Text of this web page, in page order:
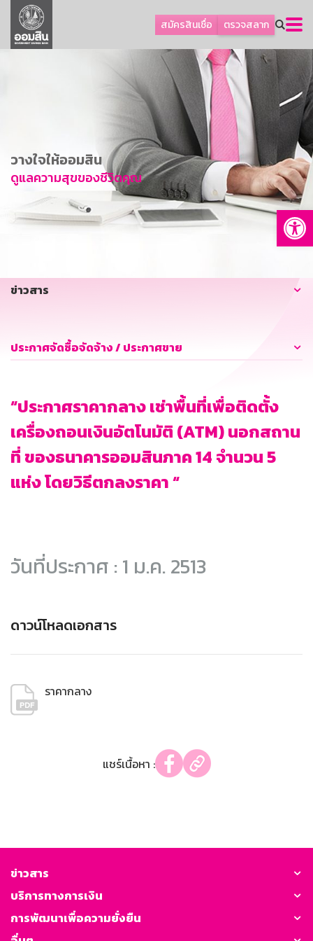
สมัครสินเชื่อ ตรวจสลาก
ลูกค้าธุรกิจ
ลูกค้าผู้ประกอบรายย่อย
การพัฒนาที่ยั่งยืน
ข่าวสาร
บริการทางการเงิน
อื่นๆ
วางใจให้ออมสิน
ดูแลความสุขของชีวิตคุณ
ข่าวสาร
ประกาศจัดซื้อจัดจ้าง / ประกาศขาย
“ประกาศราคากลาง เช่าพื้นที่เพื่อติดตั้ง
เครื่องถอนเงินอัตโนมัติ (ATM) นอกสถาน
ที่ ของธนาคารออมสินภาค 14 จำนวน 5
แห่ง โดยวิธีตกลงราคา “
วันที่ประกาศ : 1 ม.ค. 2513
ดาวน์โหลดเอกสาร
ราคากลาง
แชร์เนื้อหา :
ข่าวสาร
บริการทางการเงิน
การพัฒนาเพื่อความยั่งยืน